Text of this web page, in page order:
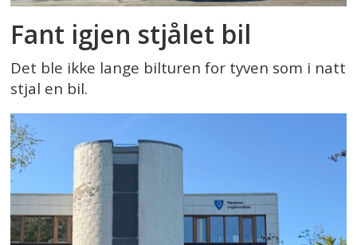
Fant igjen stjålet bil
Det ble ikke lange bilturen for tyven som i natt
stjal en bil.